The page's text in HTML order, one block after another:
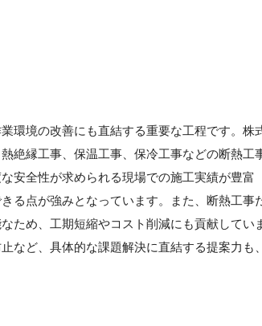
環境の改善にも直結する重要な工程です。株
絶縁工事、保温工事、保冷工事などの断熱工
安全性が求められる現場での施工実績が豊富
る点が強みとなっています。また、断熱工事
ため、工期短縮やコスト削減にも貢献してい
など、具体的な課題解決に直結する提案力も、